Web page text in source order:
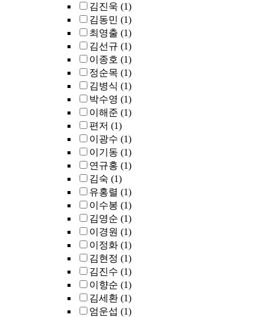
김진욱 (1)
김동민 (1)
최영출 (1)
김선규 (1)
이종호 (1)
정순목 (1)
김병식 (1)
박수영 (1)
이해준 (1)
편저 (1)
이광수 (1)
이기동 (1)
연규홍 (1)
김숙 (1)
유홍렬 (1)
이수봉 (1)
김영순 (1)
이경원 (1)
이정화 (1)
김현정 (1)
김진수 (1)
이향순 (1)
김세환 (1)
엄운섭 (1)